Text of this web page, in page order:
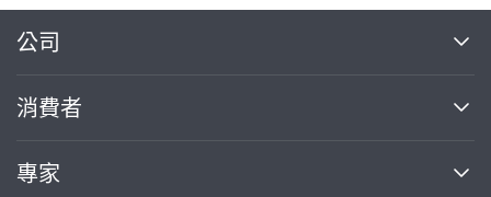
公司
關於我們
部落格
消費者
買服務
專家
繼續完成